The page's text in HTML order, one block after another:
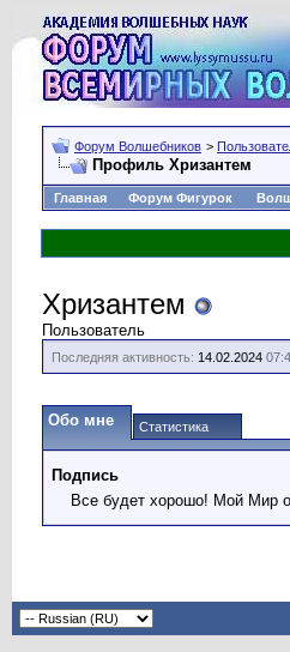
Форум Волшебников >
Профиль Хризантем
Главная Форум Фигурок
Хризантем
Пользователь
Последняя активность: 14.02.2024
Обо мне Статистика
Подпись
Все будет хорошо! Мой Мир